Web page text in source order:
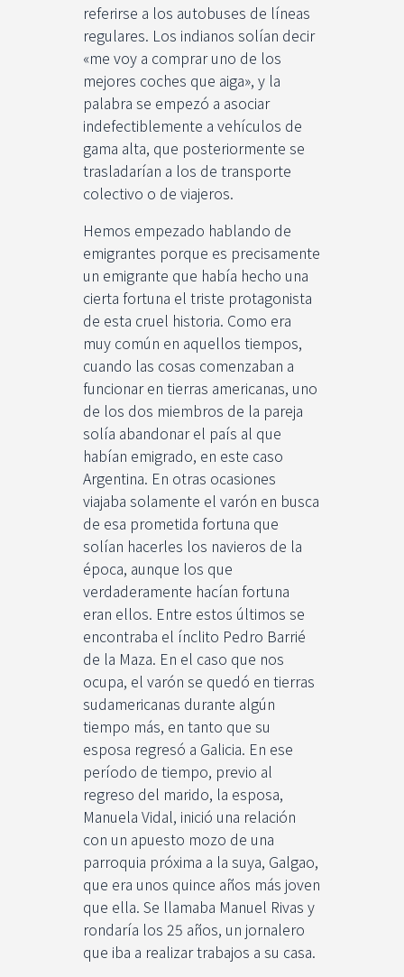
referirse a los autobuses de líneas
regulares. Los indianos solían decir
«me voy a comprar uno de los
mejores coches que aiga», y la
palabra se empezó a asociar
indefectiblemente a vehículos de
gama alta, que posteriormente se
trasladarían a los de transporte
colectivo o de viajeros.
Hemos empezado hablando de
emigrantes porque es precisamente
un emigrante que había hecho una
cierta fortuna el triste protagonista
de esta cruel historia. Como era
muy común en aquellos tiempos,
cuando las cosas comenzaban a
funcionar en tierras americanas, uno
de los dos miembros de la pareja
solía abandonar el país al que
habían emigrado, en este caso
Argentina. En otras ocasiones
viajaba solamente el varón en busca
de esa prometida fortuna que
solían hacerles los navieros de la
época, aunque los que
verdaderamente hacían fortuna
eran ellos. Entre estos últimos se
encontraba el ínclito Pedro Barrié
de la Maza. En el caso que nos
ocupa, el varón se quedó en tierras
sudamericanas durante algún
tiempo más, en tanto que su
esposa regresó a Galicia. En ese
período de tiempo, previo al
regreso del marido, la esposa,
Manuela Vidal, inició una relación
con un apuesto mozo de una
parroquia próxima a la suya, Galgao,
que era unos quince años más joven
que ella. Se llamaba Manuel Rivas y
rondaría los 25 años, un jornalero
que iba a realizar trabajos a su casa.